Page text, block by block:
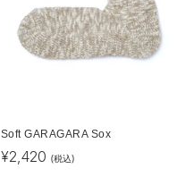
Soft GARAGARA Sox
¥2,420 (税込)